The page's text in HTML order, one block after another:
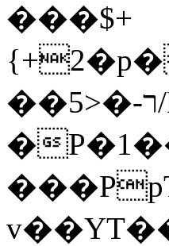
���$+
��ר-�<5/D�>�d�����1!u8JP�@TE�
�